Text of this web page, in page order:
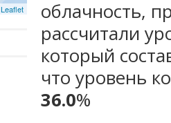
Leaflet
облачность,
рассчитали
который
что уровень
36.0%